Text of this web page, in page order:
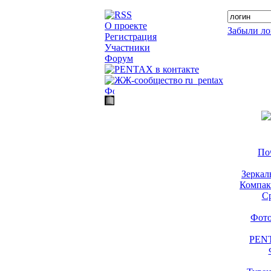
О проекте
Регистрация
Участники
Форум
Забыли